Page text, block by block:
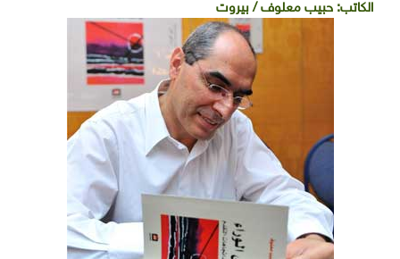
الكاتب: حبيب معلوف / بيروت